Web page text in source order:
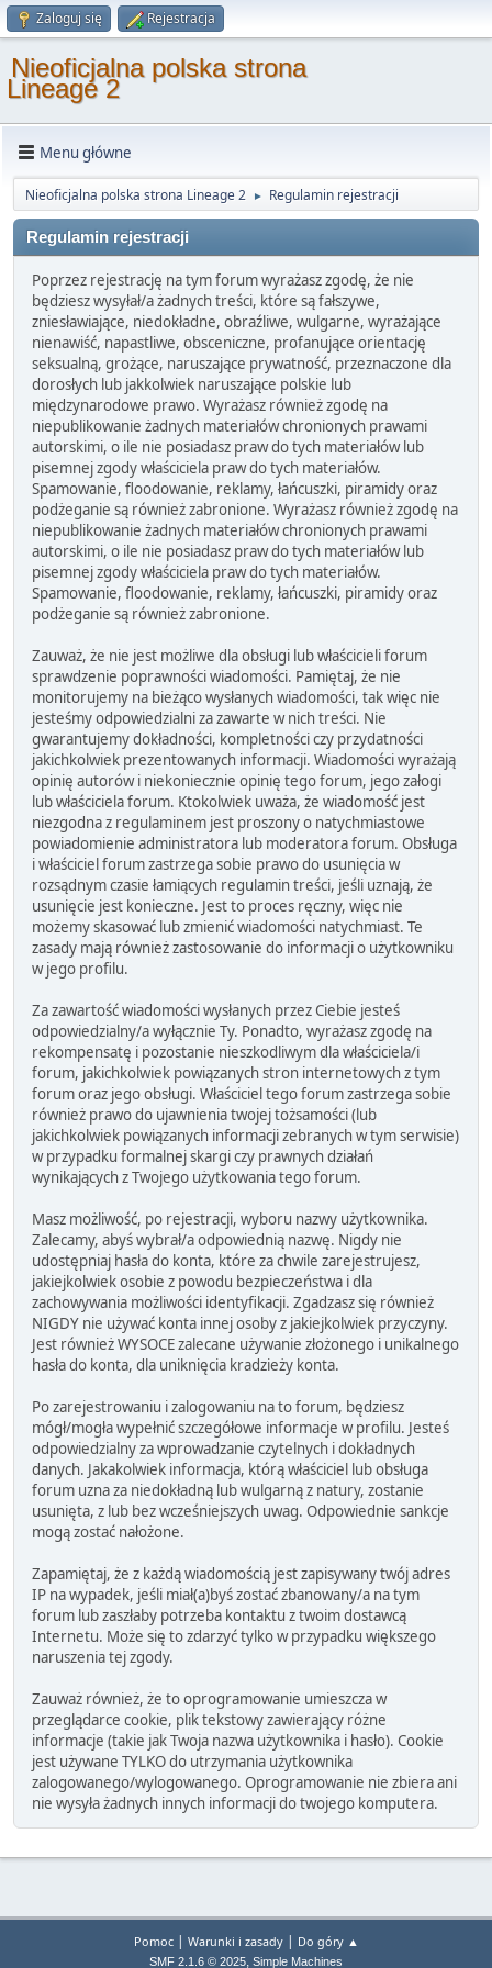
Zaloguj się Rejestracja
Nieoficjalna polska strona
Lineage 2
Menu główne
Nieoficjalna polska strona Lineage 2 ► Regulamin rejestracji
Regulamin rejestracji
Poprzez rejestrację na tym forum wyrażasz zgodę, że nie
będziesz wysyłał/a żadnych treści, które są fałszywe,
zniesławiające, niedokładne, obraźliwe, wulgarne, wyrażające
nienawiść, napastliwe, obsceniczne, profanujące orientację
seksualną, grożące, naruszające prywatność, przeznaczone dla
dorosłych lub jakkolwiek naruszające polskie lub
międzynarodowe prawo. Wyrażasz również zgodę na
niepublikowanie żadnych materiałów chronionych prawami
autorskimi, o ile nie posiadasz praw do tych materiałów lub
pisemnej zgody właściciela praw do tych materiałów.
Spamowanie, floodowanie, reklamy, łańcuszki, piramidy oraz
podżeganie są również zabronione. Wyrażasz również zgodę na
niepublikowanie żadnych materiałów chronionych prawami
autorskimi, o ile nie posiadasz praw do tych materiałów lub
pisemnej zgody właściciela praw do tych materiałów.
Spamowanie, floodowanie, reklamy, łańcuszki, piramidy oraz
podżeganie są również zabronione.
Zauważ, że nie jest możliwe dla obsługi lub właścicieli forum
sprawdzenie poprawności wiadomości. Pamiętaj, że nie
monitorujemy na bieżąco wysłanych wiadomości, tak więc nie
jesteśmy odpowiedzialni za zawarte w nich treści. Nie
gwarantujemy dokładności, kompletności czy przydatności
jakichkolwiek prezentowanych informacji. Wiadomości wyrażają
opinię autorów i niekoniecznie opinię tego forum, jego załogi
lub właściciela forum. Ktokolwiek uważa, że wiadomość jest
niezgodna z regulaminem jest proszony o natychmiastowe
powiadomienie administratora lub moderatora forum. Obsługa
i właściciel forum zastrzega sobie prawo do usunięcia w
rozsądnym czasie łamiących regulamin treści, jeśli uznają, że
usunięcie jest konieczne. Jest to proces ręczny, więc nie
możemy skasować lub zmienić wiadomości natychmiast. Te
zasady mają również zastosowanie do informacji o użytkowniku
w jego profilu.
Za zawartość wiadomości wysłanych przez Ciebie jesteś
odpowiedzialny/a wyłącznie Ty. Ponadto, wyrażasz zgodę na
rekompensatę i pozostanie nieszkodliwym dla właściciela/i
forum, jakichkolwiek powiązanych stron internetowych z tym
forum oraz jego obsługi. Właściciel tego forum zastrzega sobie
również prawo do ujawnienia twojej tożsamości (lub
jakichkolwiek powiązanych informacji zebranych w tym serwisie)
w przypadku formalnej skargi czy prawnych działań
wynikających z Twojego użytkowania tego forum.
Masz możliwość, po rejestracji, wyboru nazwy użytkownika.
Zalecamy, abyś wybrał/a odpowiednią nazwę. Nigdy nie
udostępniaj hasła do konta, które za chwile zarejestrujesz,
jakiejkolwiek osobie z powodu bezpieczeństwa i dla
zachowywania możliwości identyfikacji. Zgadzasz się również
NIGDY nie używać konta innej osoby z jakiejkolwiek przyczyny.
Jest również WYSOCE zalecane używanie złożonego i unikalnego
hasła do konta, dla uniknięcia kradzieży konta.
Po zarejestrowaniu i zalogowaniu na to forum, będziesz
mógł/mogła wypełnić szczegółowe informacje w profilu. Jesteś
odpowiedzialny za wprowadzanie czytelnych i dokładnych
danych. Jakakolwiek informacja, którą właściciel lub obsługa
forum uzna za niedokładną lub wulgarną z natury, zostanie
usunięta, z lub bez wcześniejszych uwag. Odpowiednie sankcje
mogą zostać nałożone.
Zapamiętaj, że z każdą wiadomością jest zapisywany twój adres
IP na wypadek, jeśli miał(a)byś zostać zbanowany/a na tym
forum lub zaszłaby potrzeba kontaktu z twoim dostawcą
Internetu. Może się to zdarzyć tylko w przypadku większego
naruszenia tej zgody.
Zauważ również, że to oprogramowanie umieszcza w
przeglądarce cookie, plik tekstowy zawierający różne
informacje (takie jak Twoja nazwa użytkownika i hasło). Cookie
jest używane TYLKO do utrzymania użytkownika
zalogowanego/wylogowanego. Oprogramowanie nie zbiera ani
nie wysyła żadnych innych informacji do twojego komputera.
Pomoc| Warunki i zasady| Do góry ▲
SMF 2.1.6 © 2025, Simple Machines